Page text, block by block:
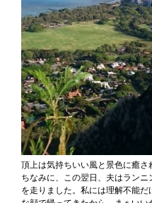
頂上は気持ちいい風と景色に癒さ
ちなみに、この翌日、夫はランニ
を走りました。私には理解不能